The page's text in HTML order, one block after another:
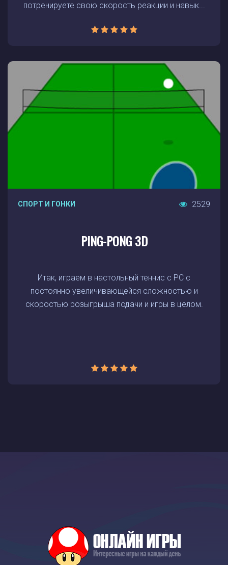
потренируете свою скорость реакции и навык...
СПОРТ И ГОНКИ 2529
PING-PONG 3D
Итак, играем в настольный теннис с РС с
постоянно увеличивающейся сложностью и
скоростью розыгрыша подачи и игры в целом.